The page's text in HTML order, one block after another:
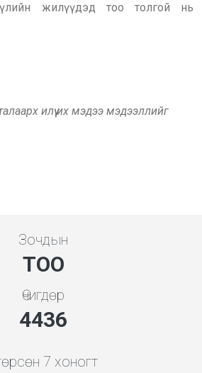
жилүүдэд тоо толгой нь
илүү их мэдээ мэдээллийг
Зочдын
ТОО
Өчигдөр
5119
7 хоногт